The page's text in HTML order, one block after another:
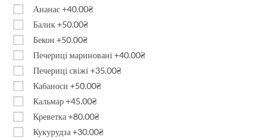
Ананас+40.00₴
Балик+50.00₴
Бекон +50.00₴
Печериці мариновані +40.00₴
Печериці свіжі +35.00₴
Кабаноси +50.00₴
Кальмар+45.00₴
Креветка+80.00₴
Кукурудза+30.00₴